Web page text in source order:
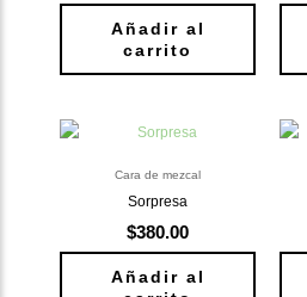
Añadir al
carrito
Cara de mezcal
Sorpresa
$380.00
Añadir al